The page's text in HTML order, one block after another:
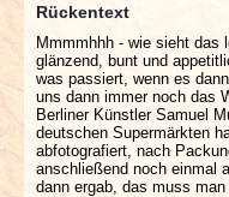
Rückentext
Mmmmhhh - wie sieht das
glänzend, bunt und
was passiert, wenn es
uns dann immer noch das
Berliner Künstler Samuel
deutschen Supermärkten
abfotografiert, nach
anschließend noch einmal
dann ergab, das muss